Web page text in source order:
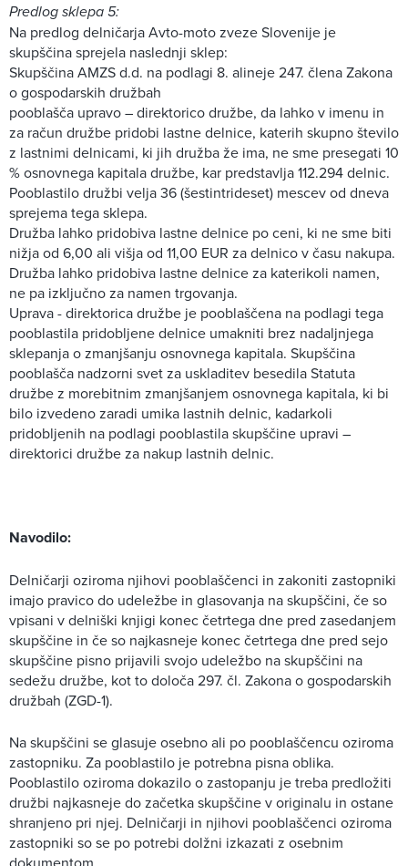
Predlog sklepa 5:
Na predlog delničarja Avto-moto zveze Slovenije je
skupščina sprejela naslednji sklep:
Skupščina AMZS d.d. na podlagi 8. alineje 247. člena Zakona
o gospodarskih družbah
pooblašča upravo – direktorico družbe, da lahko v imenu in
za račun družbe pridobi lastne delnice, katerih skupno število
z lastnimi delnicami, ki jih družba že ima, ne sme presegati 10
% osnovnega kapitala družbe, kar predstavlja 112.294 delnic.
Pooblastilo družbi velja 36 (šestintrideset) mescev od dneva
sprejema tega sklepa.
Družba lahko pridobiva lastne delnice po ceni, ki ne sme biti
nižja od 6,00 ali višja od 11,00 EUR za delnico v času nakupa.
Družba lahko pridobiva lastne delnice za katerikoli namen,
ne pa izključno za namen trgovanja.
Uprava - direktorica družbe je pooblaščena na podlagi tega
pooblastila pridobljene delnice umakniti brez nadaljnjega
sklepanja o zmanjšanju osnovnega kapitala. Skupščina
pooblašča nadzorni svet za uskladitev besedila Statuta
družbe z morebitnim zmanjšanjem osnovnega kapitala, ki bi
bilo izvedeno zaradi umika lastnih delnic, kadarkoli
pridobljenih na podlagi pooblastila skupščine upravi –
direktorici družbe za nakup lastnih delnic.
Navodilo:
Delničarji oziroma njihovi pooblaščenci in zakoniti zastopniki
imajo pravico do udeležbe in glasovanja na skupščini, če so
vpisani v delniški knjigi konec četrtega dne pred zasedanjem
skupščine in če so najkasneje konec četrtega dne pred sejo
skupščine pisno prijavili svojo udeležbo na skupščini na
sedežu družbe, kot to določa 297. čl. Zakona o gospodarskih
družbah (ZGD-1).
Na skupščini se glasuje osebno ali po pooblaščencu oziroma
zastopniku. Za pooblastilo je potrebna pisna oblika.
Pooblastilo oziroma dokazilo o zastopanju je treba predložiti
družbi najkasneje do začetka skupščine v originalu in ostane
shranjeno pri njej. Delničarji in njihovi pooblaščenci oziroma
zastopniki so se po potrebi dolžni izkazati z osebnim